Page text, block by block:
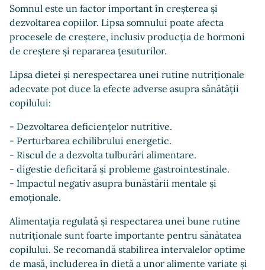
Somnul este un factor important în creșterea și
dezvoltarea copiilor. Lipsa somnului poate afecta
procesele de creștere, inclusiv producția de hormoni
de creștere și repararea țesuturilor.
Lipsa dietei și nerespectarea unei rutine nutriționale
adecvate pot duce la efecte adverse asupra sănătății
copilului:
- Dezvoltarea deficiențelor nutritive.
- Perturbarea echilibrului energetic.
- Riscul de a dezvolta tulburări alimentare.
- digestie deficitară și probleme gastrointestinale.
- Impactul negativ asupra bunăstării mentale și
emoționale.
Alimentația regulată și respectarea unei bune rutine
nutriționale sunt foarte importante pentru sănătatea
copilului. Se recomandă stabilirea intervalelor optime
de masă, includerea în dietă a unor alimente variate și